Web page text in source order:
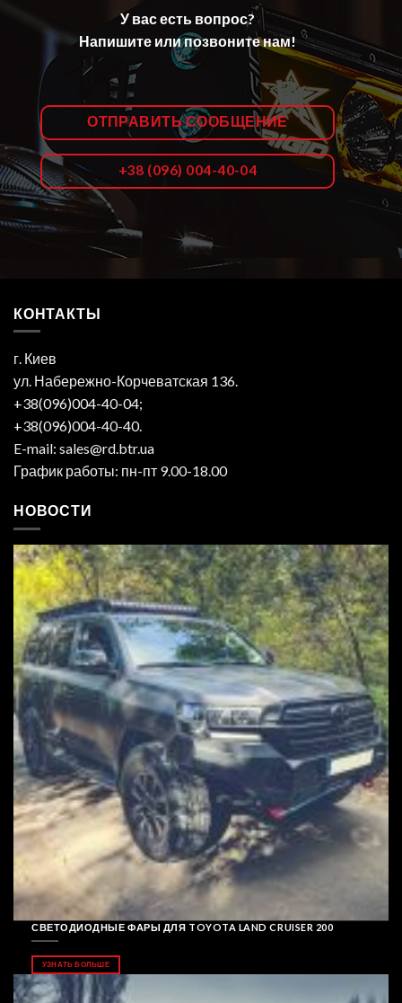
У вас есть вопрос?
Напишите или позвоните нам!
ОТПРАВИТЬ СООБЩЕНИЕ
+38 (096) 004-40-04
КОНТАКТЫ
г. Киев
ул. Набережно-Корчеватская 136.
+38(096)004-40-04;
+38(096)004-40-40.
E-mail: sales@rd.btr.ua
График работы: пн-пт 9.00-18.00
НОВОСТИ
СВЕТОДИОДНЫЕ ФАРЫ ДЛЯ TOYOTA LAND CRUISER 200
УЗНАТЬ БОЛЬШЕ